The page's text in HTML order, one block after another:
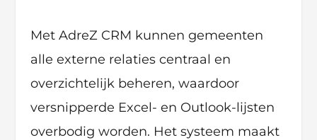
Met AdreZ CRM kunnen gemeenten
alle externe relaties centraal en
overzichtelijk beheren, waardoor
versnipperde Excel- en Outlook-lijsten
overbodig worden. Het systeem maakt